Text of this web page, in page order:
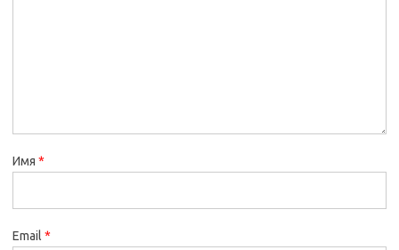
Имя *
Email *